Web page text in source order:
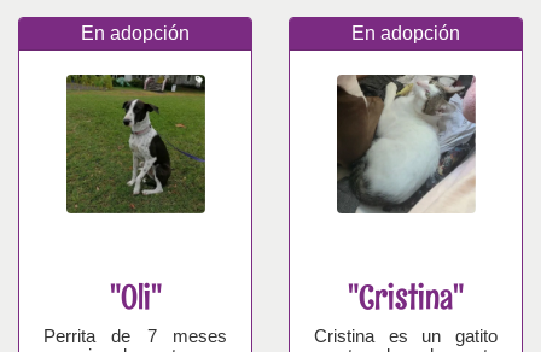
En adopción
"Oli"
Perrita de 7 meses
En adopción
"Cristina"
Cristina es un gatito